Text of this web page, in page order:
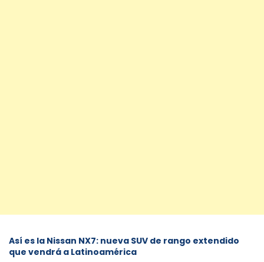
Así es la Nissan NX7: nueva SUV de rango extendido
que vendrá a Latinoamérica